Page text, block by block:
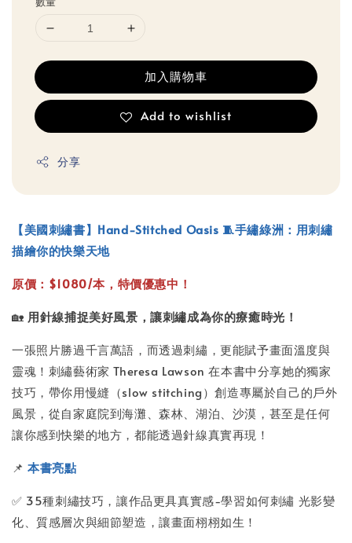
加入購物車
Add to wishlist
分享
【美國刺繡書】Hand-Stitched Oasis 🧵手繡綠洲：用刺繡
描繪你的快樂天地
原價：$1080/本，特價優惠中！
🏡 用針線捕捉美好風景，讓刺繡成為你的療癒時光！
一張照片勝過千言萬語，而透過刺繡，更能賦予畫面溫度與
靈魂！刺繡藝術家 Theresa Lawson 在本書中分享她的獨家
技巧，帶你用慢縫（slow stitching）創造專屬於自己的戶外
風景，從自家庭院到海灘、森林、湖泊、沙漠，甚至是任何
讓你感到快樂的地方，都能透過針線真實再現！
📌 本書亮點
✅ 35種刺繡技巧，讓作品更具真實感-學習如何刺繡 光影變
化、質感層次與細節塑造，讓畫面栩栩如生！